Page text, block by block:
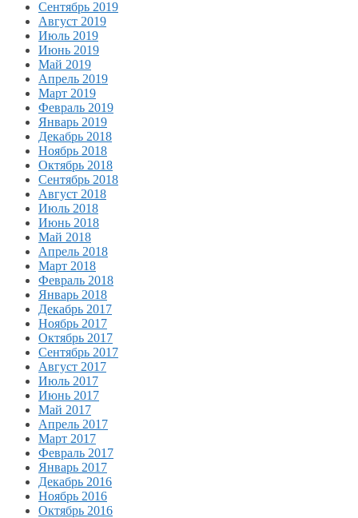
Сентябрь 2019
Август 2019
Июль 2019
Июнь 2019
Май 2019
Апрель 2019
Март 2019
Февраль 2019
Январь 2019
Декабрь 2018
Ноябрь 2018
Октябрь 2018
Сентябрь 2018
Август 2018
Июль 2018
Июнь 2018
Май 2018
Апрель 2018
Март 2018
Февраль 2018
Январь 2018
Декабрь 2017
Ноябрь 2017
Октябрь 2017
Сентябрь 2017
Август 2017
Июль 2017
Июнь 2017
Май 2017
Апрель 2017
Март 2017
Февраль 2017
Январь 2017
Декабрь 2016
Ноябрь 2016
Октябрь 2016